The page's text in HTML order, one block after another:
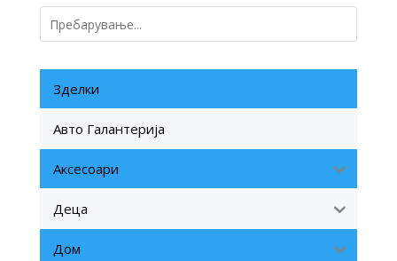
Зделки
Авто Галантерија
Аксесоари
Деца
Дом